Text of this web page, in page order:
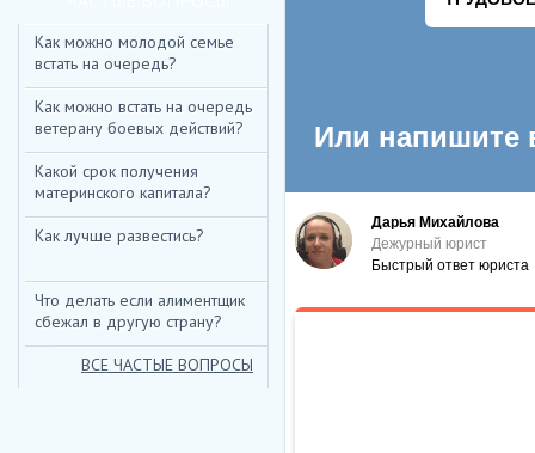
Как можно молодой семье
встать на очередь?
Как можно встать на очередь
ветерану боевых действий?
Какой срок получения
материнского капитала?
Как лучше развестись?
Что делать если алиментщик
сбежал в другую страну?
ВСЕ ЧАСТЫЕ ВОПРОСЫ